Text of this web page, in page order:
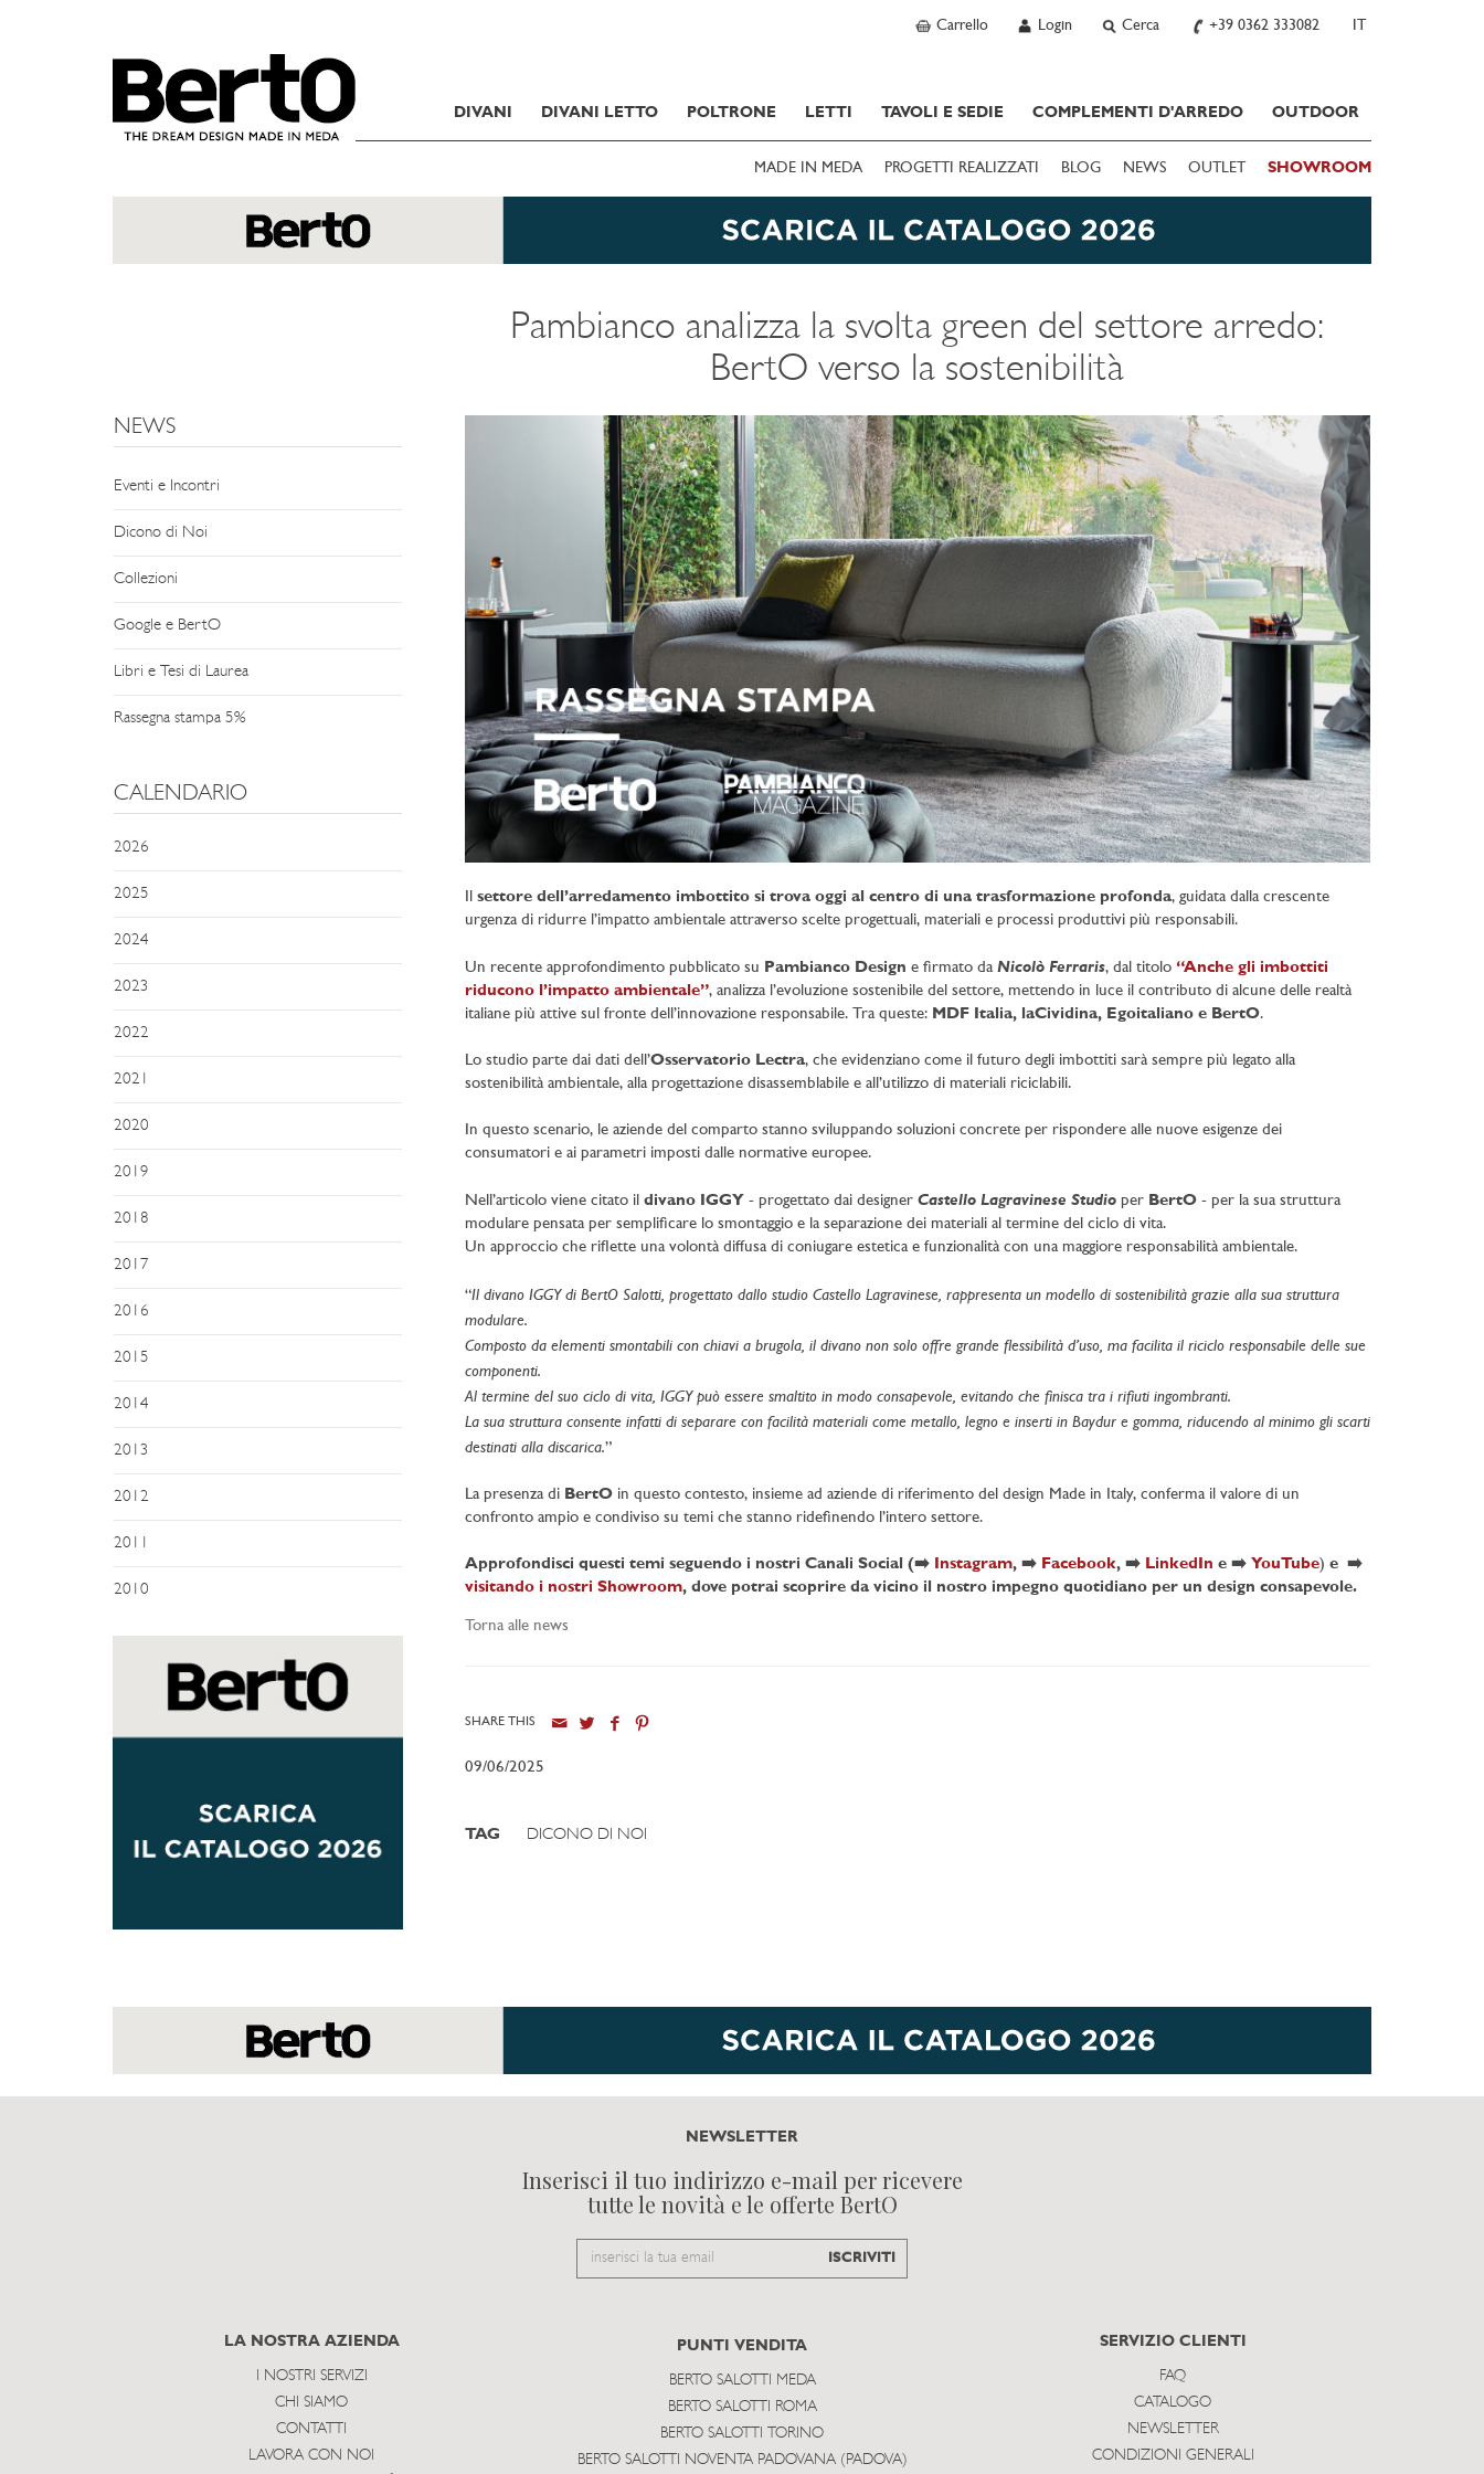
Carrello Login Cerca +39 0362 333082 IT
DIVANI DIVANI LETTO POLTRONE LETTI TAVOLI E SEDIE COMPLEMENTI D'ARREDO OUTDOOR
MADE IN MEDA PROGETTI REALIZZATI BLOG NEWS OUTLET SHOWROOM
Pambianco analizza la svolta green del settore arredo:
BertO verso la sostenibilità
NEWS
Eventi e Incontri
Dicono di Noi
Collezioni
Google e BertO
Libri e Tesi di Laurea
Rassegna stampa 5%
CALENDARIO
2026
2025
2024
2023
2022
2021
2020
2019
2018
2017
2016
2015
2014
2013
2012
2011
2010
Il settore dell’arredamento imbottito si trova oggi al centro di una trasformazione profonda, guidata dalla crescente
urgenza di ridurre l’impatto ambientale attraverso scelte progettuali, materiali e processi produttivi più responsabili.
Un recente approfondimento pubblicato su Pambianco Design e firmato da Nicolò Ferraris, dal titolo “Anche gli imbottiti
riducono l’impatto ambientale”, analizza l’evoluzione sostenibile del settore, mettendo in luce il contributo di alcune delle realtà
italiane più attive sul fronte dell’innovazione responsabile. Tra queste: MDF Italia, laCividina, Egoitaliano e BertO.
Lo studio parte dai dati dell’Osservatorio Lectra, che evidenziano come il futuro degli imbottiti sarà sempre più legato alla
sostenibilità ambientale, alla progettazione disassemblabile e all’utilizzo di materiali riciclabili.
In questo scenario, le aziende del comparto stanno sviluppando soluzioni concrete per rispondere alle nuove esigenze dei
consumatori e ai parametri imposti dalle normative europee.
Nell’articolo viene citato il divano IGGY - progettato dai designerCastello Lagravinese Studioper BertO- per la sua struttura
modulare pensata per semplificare lo smontaggio e la separazione dei materiali al termine del ciclo di vita.
Un approccio che riflette una volontà diffusa di coniugare estetica e funzionalità con una maggiore responsabilità ambientale.
“Il divano IGGY di BertO Salotti, progettato dallo studio Castello Lagravinese, rappresenta un modello di sostenibilità grazie alla sua struttura
modulare.
Composto da elementi smontabili con chiavi a brugola, il divano non solo offre grande flessibilità d’uso, ma facilita il riciclo responsabile delle sue
componenti.
Al termine del suo ciclo di vita, IGGY può essere smaltito in modo consapevole, evitando che finisca tra i rifiuti ingombranti.
La sua struttura consente infatti di separare con facilità materiali come metallo, legno e inserti in Baydur e gomma, riducendo al minimo gli scarti
destinati alla discarica.”
La presenza di BertOin questo contesto, insieme ad aziende di riferimento del design Made in Italy, conferma il valore di un
confronto ampio e condiviso su temi che stanno ridefinendo l’intero settore.
Approfondisci questi temi seguendo i nostri Canali Social (➡️ Instagram, ➡️ Facebook, ➡️ LinkedIn e ➡️ YouTube) e ➡️
visitando i nostri Showroom, dove potrai scoprire da vicino il nostro impegno quotidiano per un design consapevole.
Torna alle news
SHARE THIS
09/06/2025
TAG DICONO DI NOI
NEWSLETTER
Inserisci il tuo indirizzo e-mail per ricevere
tutte le novità e le offerte BertO
Email
ISCRIVITI
LA NOSTRA AZIENDA
I NOSTRI SERVIZI
CHI SIAMO
CONTATTI
LAVORA CON NOI
PUNTI VENDITA
BERTO SALOTTI MEDA
BERTO SALOTTI ROMA
BERTO SALOTTI TORINO
BERTO SALOTTI NOVENTA PADOVANA (PADOVA)
SERVIZIO CLIENTI
FAQ
CATALOGO
NEWSLETTER
CONDIZIONI GENERALI